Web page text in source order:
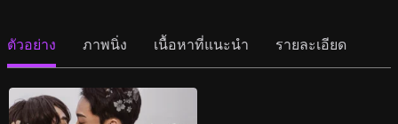
ตัวอย่าง ภาพนิ่ง เนื้อหาที่แนะนำ รายละเอียด